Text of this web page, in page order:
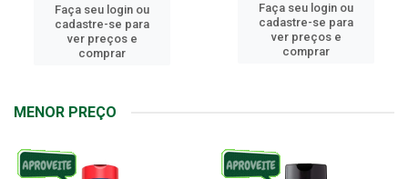
Faça seu login ou
cadastre-se para
ver preços e
comprar
Faça seu login ou
cadastre-se para
ver preços e
comprar
MENOR PREÇO